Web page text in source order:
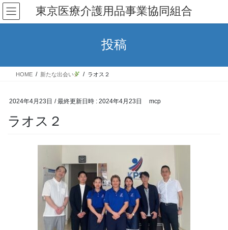
コ
ン
テ
ス
ナ
ビ
ゲ
ン
東京医療介護用品事業協同組合
投稿
HOME 新たな出会い ラオス２
2024年4月23日 / 最終更新日時 : 2024年4月23日 mcp
ラオス２